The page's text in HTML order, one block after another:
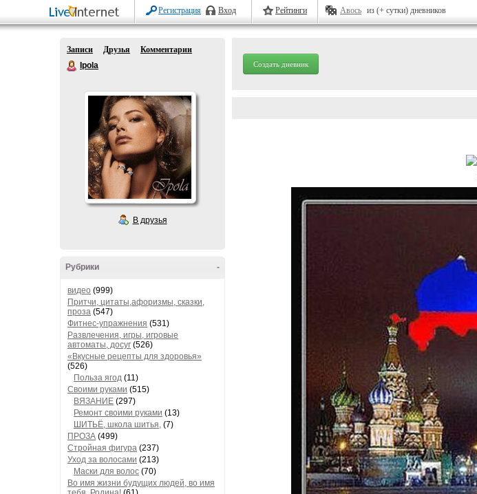
Регистрация Вход Рейтинги Авось из (+ сутки) дневников
Записи Друзья
Комментарии
Ipola
В друзья
-
Рубрики
видео (999)
Притчи, цитаты,афоризмы, сказки,
проза (547)
Фитнес-упражнения (531)
Развлечения, игры, игровые
автоматы, досуг (526)
«Вкусные рецепты для здоровья»
(526)
Польза ягод (11)
Своими руками (515)
ВЯЗАНИЕ (297)
Ремонт своими руками (13)
ШИТЬЁ, школа шитья, (7)
ПРОЗА (499)
Стройная фигура (237)
Уход за волосами (213)
Маски для волос (70)
Во имя жизни будущих людей, во имя
Создать дневник